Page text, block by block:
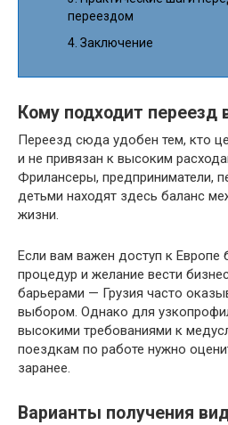
переездом
Заключение
Кому подходит переезд
Переезд сюда удобен тем, кто
и не привязан к высоким
Фрилансеры, предприниматели,
детьми находят здесь баланс
жизни.
Если вам важен доступ к
процедур и желание вести
барьерами — Грузия часто
выбором. Однако для
высокими требованиями к
поездкам по работе нужно
заранее.
Варианты получения